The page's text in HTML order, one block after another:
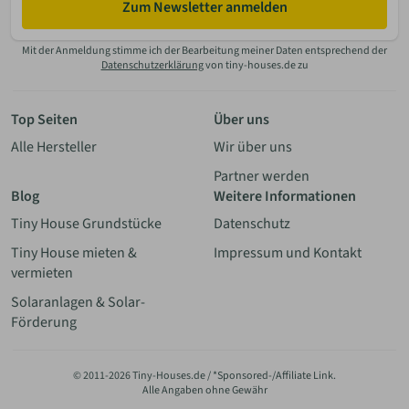
Zum Newsletter anmelden
Mit der Anmeldung stimme ich der Bearbeitung meiner Daten entsprechend der
Datenschutzerklärungvon tiny-houses.de zu
Top Seiten
Alle Hersteller
Über uns
Wir über uns
Partner werden
Blog
Tiny House Grundstücke
Tiny House mieten &
vermieten
Solaranlagen & Solar-
Förderung
Weitere Informationen
Datenschutz
Impressum und Kontakt
© 2011-2026 Tiny-Houses.de / *Sponsored-/Affiliate Link.
Alle Angaben ohne Gewähr